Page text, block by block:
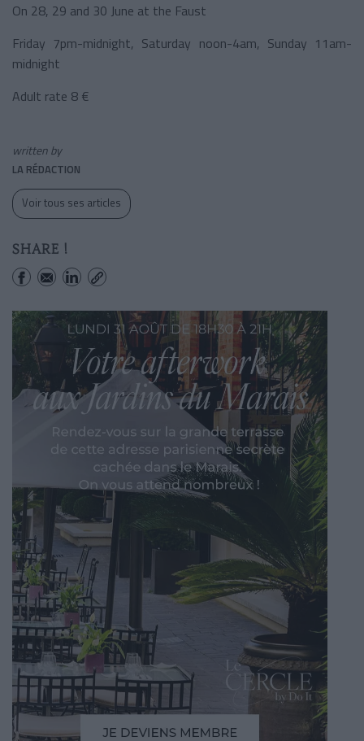
On 28, 29 and 30 June at the Faust
Friday 7pm-midnight, Saturday noon-4am, Sunday 11am-
midnight
Adult rate 8 €
written by
LA RÉDACTION
Voir tous ses articles
SHARE !